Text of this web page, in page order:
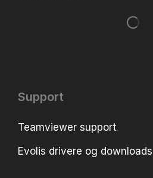
Support
Teamviewer support
Evolis drivere og downloads